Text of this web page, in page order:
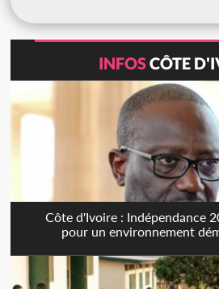
INFOSCÔTE
Côte d'Ivoire : Indépendance
pour un environnement